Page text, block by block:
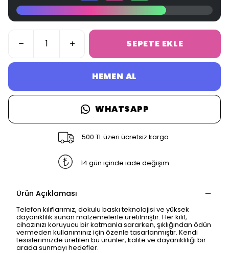
SEPETE EKLE
HEMEN AL
WHATSAPP
500 TL üzeri ücretsiz kargo
14 gün içinde iade değişim
Ürün Açıklaması
Telefon kılıflarımız, dokulu baskı teknolojisi ve yüksek
dayanıklılık sunan malzemelerle üretilmiştir. Her kılıf,
cihazınızı koruyucu bir katmanla sararken, şıklığından ödün
vermeden kullanımınız için özenle tasarlanmıştır. Kendi
tesislerimizde üretilen bu ürünler, kalite ve dayanıklılığı bir
arada sunmayı hedefler.